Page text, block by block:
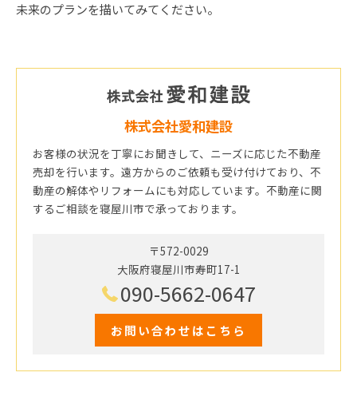
未来のプランを描いてみてください。
株式会社愛和建設
お客様の状況を丁寧にお聞きして、ニーズに応じた不動産
売却を行います。遠方からのご依頼も受け付けており、不
動産の解体やリフォームにも対応しています。不動産に関
するご相談を寝屋川市で承っております。
〒572-0029
大阪府寝屋川市寿町17-1
090-5662-0647
お問い合わせはこちら